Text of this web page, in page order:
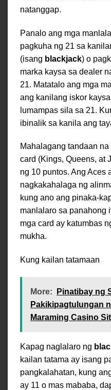
natanggap.
Panalo ang mga
pagkuha ng 21 sa
(isang blackjack) o
marka kaysa sa dealer
21. Matatalo ang mga
ang kanilang iskor
lumampas sila sa 21.
ibinalik sa kanila ang
Mahalagang tandaan na
card (Kings, Queens, at
ng 10 puntos. Ang Aces
nagkakahalaga ng
kung ano ang pinaka-
manlalaro sa panahong
mga card ay katumbas
mukha.
Kung kailan tatamaan
More:
Pinatibay ng
Pakikipagtulungan
Maraming Casino
Kapag naglalaro ng
kailan tatama ay isang
pangkalahatan, kung
ay 11 o mas mababa,